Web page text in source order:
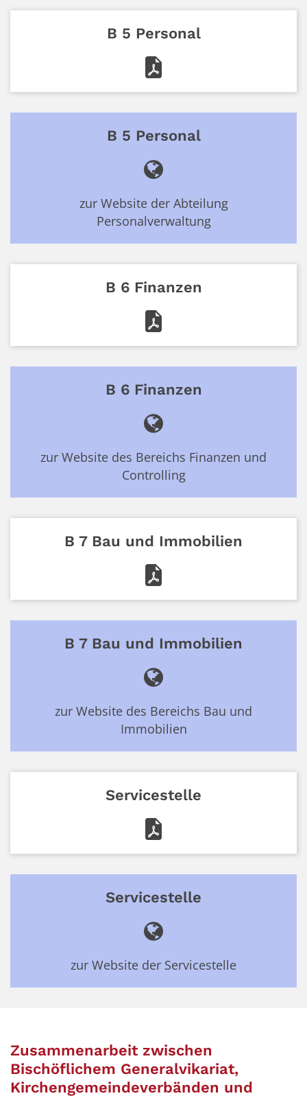
B 5 Personal
B 5 Personal
zur Website der Abteilung
Personalverwaltung
B 6 Finanzen
B 6 Finanzen
zur Website des Bereichs Finanzen und
Controlling
B 7 Bau und Immobilien
B 7 Bau und Immobilien
zur Website des Bereichs Bau und
Immobilien
Servicestelle
Servicestelle
zur Website der Servicestelle
Zusammenarbeit zwischen
Bischöflichem Generalvikariat,
Kirchengemeindeverbänden und